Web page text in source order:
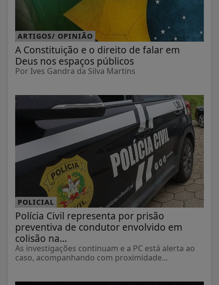
ARTIGOS/ OPINIÃO
A Constituição e o direito de falar em
Deus nos espaços públicos
Por Ives Gandra da Silva Martins
POLICIAL
Polícia Civil representa por prisão
preventiva de condutor envolvido em
colisão na...
As investigações continuam e a PC está alerta ao
caso, acompanhando com proximidade...